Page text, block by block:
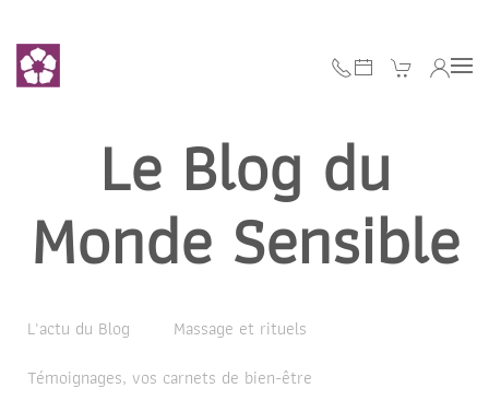
Accéder au contenu principal
Le Blog du
Monde Sensible
L'actu du Blog
Massage et rituels
Témoignages, vos carnets de bien-être